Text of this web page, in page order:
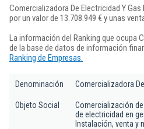
Comercializadora De Electricidad Y
por un valor de 13.708.949 € y unas
La información del Ranking que ocupa
de la base de datos de información
Ranking de Empresas.
Denominación Comercializadora
Objeto Social
Comercialización
de electricidad en
Instalación, venta y